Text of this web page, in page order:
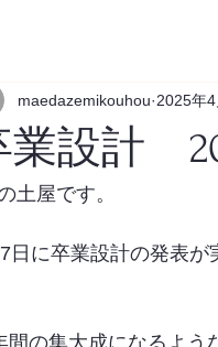
業設計
maedazemikouhou 2025年4
土屋です。
日に卒業設計の発表
間の集大成になるよう